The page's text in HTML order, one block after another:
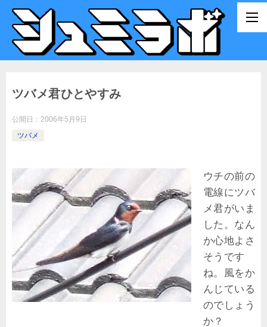
ツバメ君ひとやすみ
公開日： 2006年5月9日
ツバメ
ウチの前の
電線にツバ
メ君がいま
した。なん
か心地よさ
そうです
ね。風をか
んじている
のでしょう
か？